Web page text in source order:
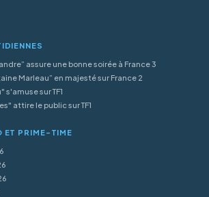
assure une bonne soirée à France 3
Marleau” en majesté sur France 2
s'amuse sur TF1
attire le public sur TF1
ET PRIME-TIME